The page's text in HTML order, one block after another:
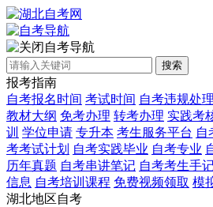
自考导航
搜索
报考指南
自考报名时间 考试时间 自考违规处
教材大纲 免考办理 转考办理 实践考
训 学位申请 专升本 考生服务平台 自
考考试计划 自考实践毕业 自考专业
历年真题 自考串讲笔记 自考考生手
信息 自考培训课程 免费视频领取 模
湖北地区自考